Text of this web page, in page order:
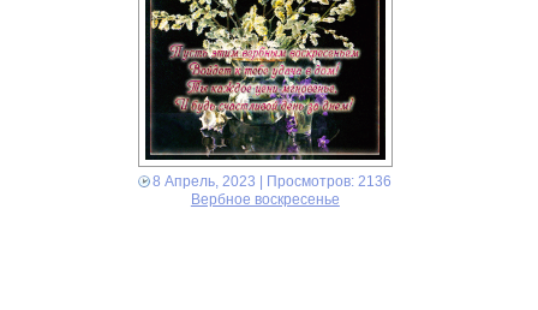
8 Апрель, 2023 | Просмотров: 2136
Вербное воскресенье